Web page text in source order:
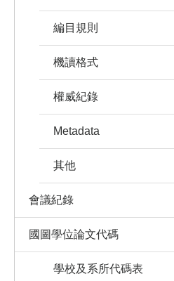
編目規則
機讀格式
權威紀錄
Metadata
其他
會議紀錄
國圖學位論文代碼
學校及系所代碼表